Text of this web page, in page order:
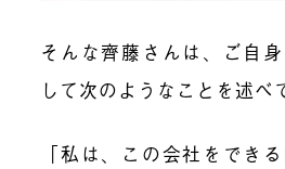
そんな齊藤さんは、ご自
して次のようなことを述べ
「私は、この会社をでき